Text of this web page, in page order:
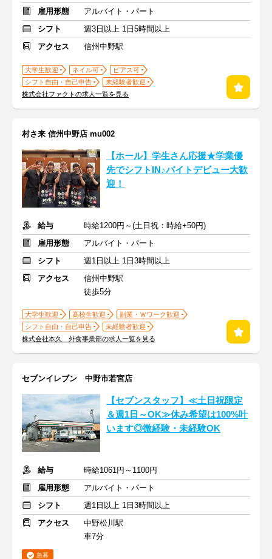
雇用形態
アルバイト・パート
シフト
週3日以上 1日5時間以上
アクセス
信州中野駅
大学生歓迎 ネイル可
ピアス可
シフト自由・自己申告
未経験者歓迎
株式会社ファクトの求人一覧を見る
村さ来 信州中野店 mu002
【ホール】学生さん応援★学業優
先でシフトIN♪バイトデビュー大歓
迎！
給与
時給1200円～(土日祝：時給+50円)
雇用形態
アルバイト・パート
シフト
週1日以上 1日3時間以上
アクセス
信州中野駅
徒歩5分
大学生歓迎 高校生歓迎
副業・Ｗワーク歓迎
シフト自由・自己申告
未経験者歓迎
株式会社本久 外食事業部の求人一覧を見る
セブンイレブン 中野市若宮店
【セブンスタッフ】≪土日祝限定
＆週1日～OK≫休み希望は100%叶
います◎微経験・未経験OK
給与
時給1061円～1100円
雇用形態
アルバイト・パート
シフト
週1日以上 1日3時間以上
アクセス
中野松川駅
車7分
急募